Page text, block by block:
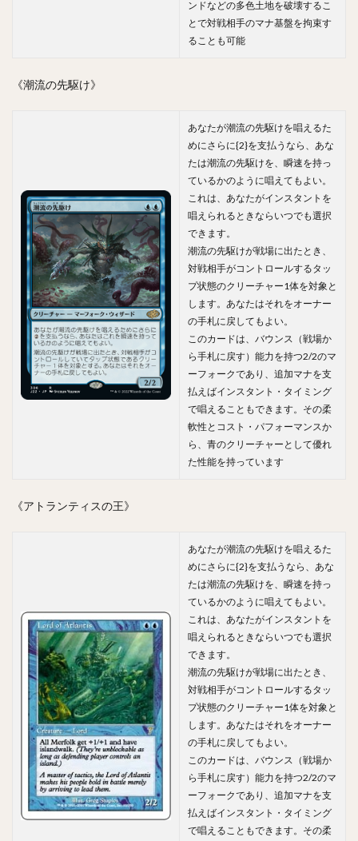
ンドなどの多色土地を破壊するこ
とで対戦相手のマナ基盤を拘束す
ることも可能
《潮流の先駆け》
あなたが潮流の先駆けを唱えるた
めにさらに{2}を支払うなら、あな
たは潮流の先駆けを、瞬速を持っ
ているかのように唱えてもよい。
これは、あなたがインスタントを
唱えられるときならいつでも選択
できます。
潮流の先駆けが戦場に出たとき、
対戦相手がコントロールするタッ
プ状態のクリーチャー1体を対象と
します。あなたはそれをオーナー
の手札に戻してもよい。
このカードは、バウンス（戦場か
ら手札に戻す）能力を持つ2/2のマ
ーフォークであり、追加マナを支
払えばインスタント・タイミング
で唱えることもできます。その柔
軟性とコスト・パフォーマンスか
ら、青のクリーチャーとして優れ
た性能を持っています
《アトランティスの王》
あなたが潮流の先駆けを唱えるた
めにさらに{2}を支払うなら、あな
たは潮流の先駆けを、瞬速を持っ
ているかのように唱えてもよい。
これは、あなたがインスタントを
唱えられるときならいつでも選択
できます。
潮流の先駆けが戦場に出たとき、
対戦相手がコントロールするタッ
プ状態のクリーチャー1体を対象と
します。あなたはそれをオーナー
の手札に戻してもよい。
このカードは、バウンス（戦場か
ら手札に戻す）能力を持つ2/2のマ
ーフォークであり、追加マナを支
払えばインスタント・タイミング
で唱えることもできます。その柔